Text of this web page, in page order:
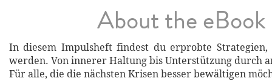
About the eBook
In diesem Impulsheft findest du erprobte
werden. Von innerer Haltung bis Unterstützung durch
Für alle, die die nächsten Krisen besser bewältigen